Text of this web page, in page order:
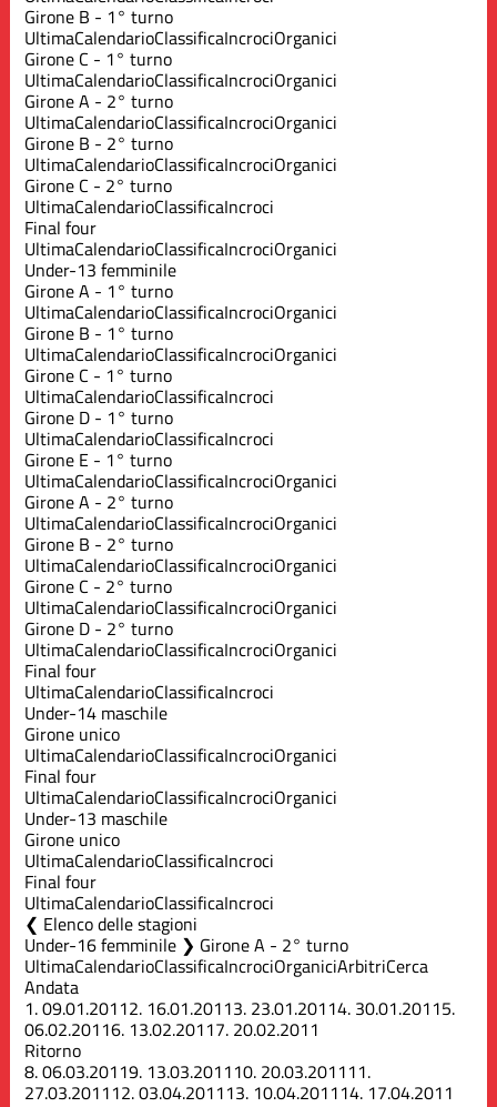
Girone B - 1° turno
UltimaCalendarioClassificaIncrociOrganici
Girone C - 1° turno
UltimaCalendarioClassificaIncrociOrganici
Girone A - 2° turno
UltimaCalendarioClassificaIncrociOrganici
Girone B - 2° turno
UltimaCalendarioClassificaIncrociOrganici
Girone C - 2° turno
UltimaCalendarioClassificaIncroci
Final four
UltimaCalendarioClassificaIncrociOrganici
Under-13 femminile
Girone A - 1° turno
UltimaCalendarioClassificaIncrociOrganici
Girone B - 1° turno
UltimaCalendarioClassificaIncrociOrganici
Girone C - 1° turno
UltimaCalendarioClassificaIncroci
Girone D - 1° turno
UltimaCalendarioClassificaIncroci
Girone E - 1° turno
UltimaCalendarioClassificaIncrociOrganici
Girone A - 2° turno
UltimaCalendarioClassificaIncrociOrganici
Girone B - 2° turno
UltimaCalendarioClassificaIncrociOrganici
Girone C - 2° turno
UltimaCalendarioClassificaIncrociOrganici
Girone D - 2° turno
UltimaCalendarioClassificaIncrociOrganici
Final four
UltimaCalendarioClassificaIncroci
Under-14 maschile
Girone unico
UltimaCalendarioClassificaIncrociOrganici
Final four
UltimaCalendarioClassificaIncrociOrganici
Under-13 maschile
Girone unico
UltimaCalendarioClassificaIncroci
Final four
UltimaCalendarioClassificaIncroci
Elenco delle stagioni
Under-16 femminile ❯ Girone A - 2° turno
UltimaCalendarioClassificaIncrociOrganiciArbitriCerca
Andata
1.09.01.20112. 16.01.20113. 23.01.20114. 30.01.20115.
06.02.20116. 13.02.20117. 20.02.2011
Ritorno
8.06.03.20119. 13.03.201110. 20.03.201111.
27.03.201112.03.04.201113. 10.04.201114. 17.04.2011